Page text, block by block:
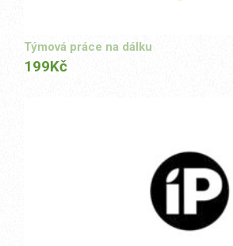
Týmová práce na dálku
199Kč